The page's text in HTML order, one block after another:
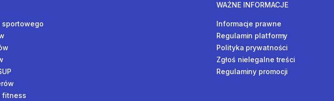
sportowego
fitness
WAŻNE INFORMACJE
Informacje prawne
Regulamin platformy
Polityka prywatności
Zgłoś nielegalne treści
Regulaminy promocji